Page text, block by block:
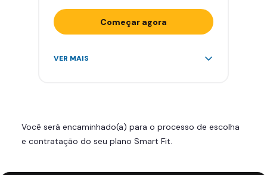
Começar agora
Acesso ilimitado a +2.000
Skeelo App (Audiobook)*
Área de musculação e aeróbicos
VER MAIS
Você será encaminhado(a) para o processo de escolha
e contratação do seu plano Smart Fit.